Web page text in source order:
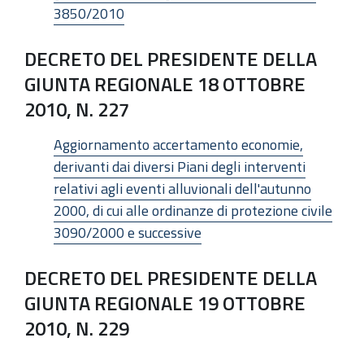
3850/2010
DECRETO DEL PRESIDENTE DELLA
GIUNTA REGIONALE 18 OTTOBRE
2010, N. 227
Aggiornamento accertamento economie,
derivanti dai diversi Piani degli interventi
relativi agli eventi alluvionali dell'autunno
2000, di cui alle ordinanze di protezione civile
3090/2000 e successive
DECRETO DEL PRESIDENTE DELLA
GIUNTA REGIONALE 19 OTTOBRE
2010, N. 229